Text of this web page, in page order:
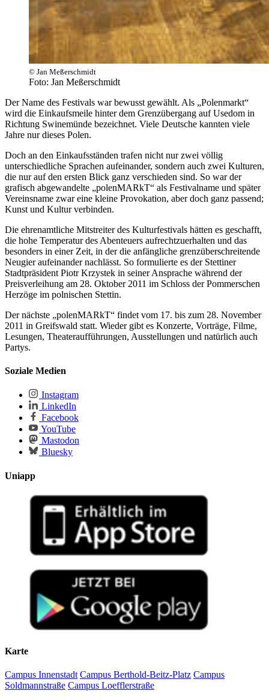
© Jan Meßerschmidt
Foto: Jan Meßerschmidt
Der Name des Festivals war bewusst gewählt. Als „Polenmarkt“
wird die Einkaufsmeile hinter dem Grenzübergang auf Usedom in
Richtung Swinemünde bezeichnet. Viele Deutsche kannten viele
Jahre nur dieses Polen.
Doch an den Einkaufsständen trafen nicht nur zwei völlig
unterschiedliche Sprachen aufeinander, sondern auch zwei Kulturen,
die nur auf den ersten Blick ganz verschieden sind. So war der
grafisch abgewandelte „polenMARkT“ als Festivalname und später
Vereinsname zwar eine kleine Provokation, aber doch ganz passend;
Kunst und Kultur verbinden.
Die ehrenamtliche Mitstreiter des Kulturfestivals hätten es geschafft,
die hohe Temperatur des Abenteuers aufrechtzuerhalten und das
besonders in einer Zeit, in der die anfängliche grenzüberschreitende
Neugier aufeinander nachlässt. So formulierte es der Stettiner
Stadtpräsident Piotr Krzystek in seiner Ansprache während der
Preisverleihung am 28. Oktober 2011 im Schloss der Pommerschen
Herzöge im polnischen Stettin.
Der nächste „polenMARkT“ findet vom 17. bis zum 28. November
2011 in Greifswald statt. Wieder gibt es Konzerte, Vorträge, Filme,
Lesungen, Theateraufführungen, Ausstellungen und natürlich auch
Partys.
Soziale Medien
Instagram
LinkedIn
Facebook
YouTube
Mastodon
Bluesky
Uniapp
Karte
Campus Innenstadt Campus Berthold-Beitz-Platz Campus
Soldmannstraße Campus Loefflerstraße